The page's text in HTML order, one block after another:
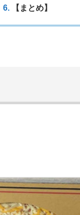
【まとめ】